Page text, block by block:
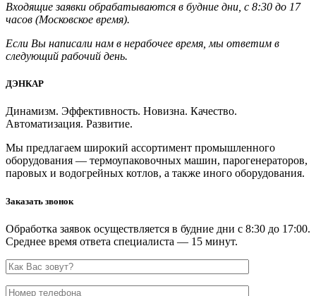
Входящие заявки обрабатываются в будние дни, с 8:30 до 17
часов (Московское время).
Если Вы написали нам в нерабочее время, мы ответим в
следующий рабочий день.
ДЭНКАР
Динамизм. Эффективность. Новизна. Качество.
Автоматизация. Развитие.
Мы предлагаем широкий ассортимент промышленного
оборудования — термоупаковочных машин, парогенераторов,
паровых и водогрейных котлов, а также иного оборудования.
Заказать звонок
Обработка заявок осуществляется в будние дни с 8:30 до 17:00.
Среднее время ответа специалиста — 15 минут.